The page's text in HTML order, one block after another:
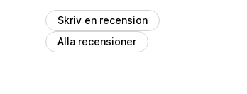
Skriv en recension
Alla recensioner